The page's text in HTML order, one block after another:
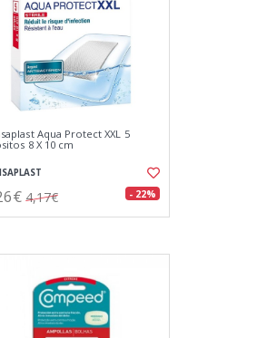
Aqua Protect XXL 5
8 X 10 cm
4,17€ - 22%